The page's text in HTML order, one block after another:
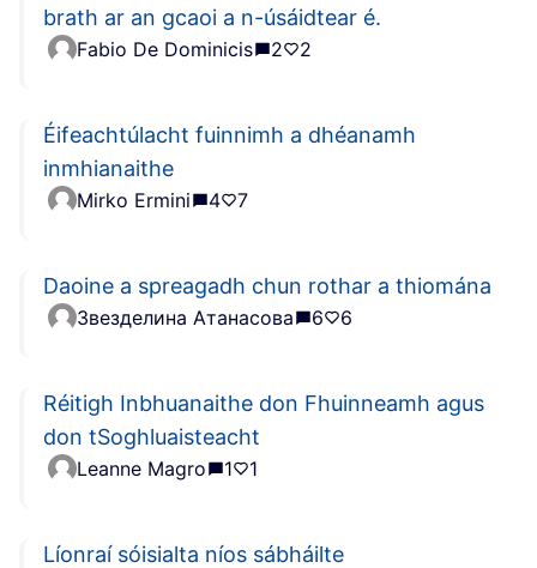
brath ar an gcaoi a n-úsáidtear é.
Fabio De Dominicis 2 2
Éifeachtúlacht fuinnimh a dhéanamh
inmhianaithe
Mirko Ermini 4 7
Daoine a spreagadh chun rothar a thiomána
Звезделина Атанасова 6 6
Réitigh Inbhuanaithe don Fhuinneamh agus
don tSoghluaisteacht
Leanne Magro 1 1
Líonraí sóisialta níos sábháilte